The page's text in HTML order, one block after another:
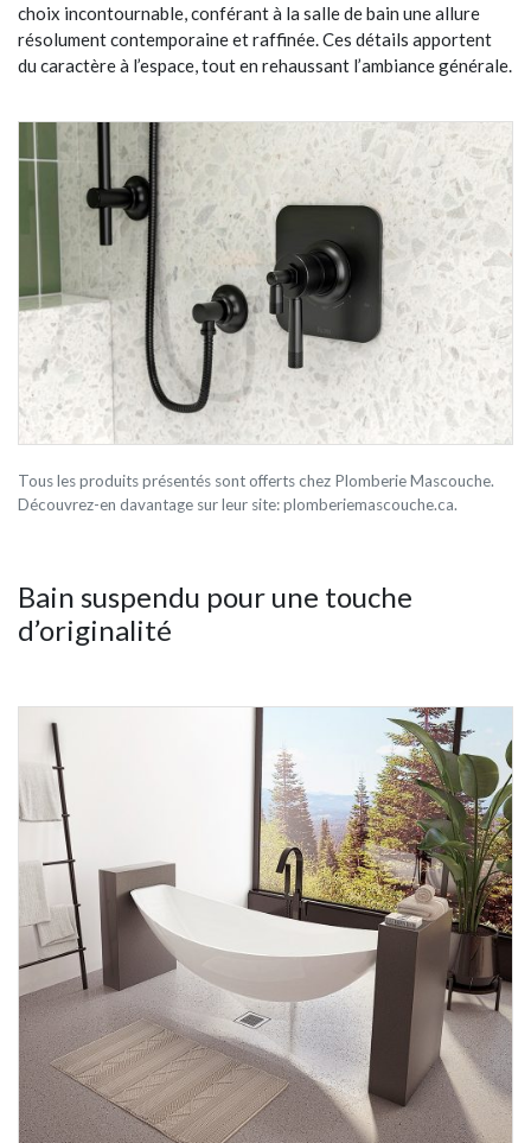
choix incontournable, conférant à la salle de bain une allure
résolument contemporaine et raffinée. Ces détails apportent
du caractère à l’espace, tout en rehaussant l’ambiance générale.
Tous les produits présentés sont offerts chez Plomberie Mascouche.
Découvrez-en davantage sur leur site: plomberiemascouche.ca.
Bain suspendu pour une touche
d’originalité